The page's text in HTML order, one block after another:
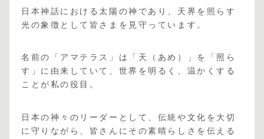
日本神話における太陽の神であり、天界を照らす
光の象徴として皆さまを見守っています。
名前の「アマテラス」は「天（あめ）」を「照ら
す」に由来していて、世界を明るく、温かくする
ことが私の役目。
日本の神々のリーダーとして、伝統や文化を大切
に守りながら、皆さんにその素晴らしさを伝える